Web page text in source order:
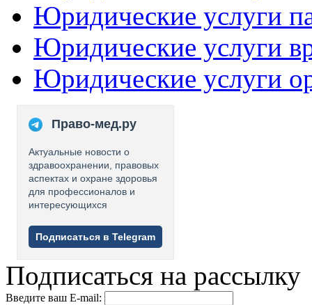
Юридические услуги
Юридические услуги
Юридические услуги
Право-мед.ру
Актуальные новости о
здравоохранении, правовых
аспектах и охране здоровья
для профессионалов и
интересующихся
Подписаться в Telegram
Подписаться на рассылку
Введите ваш E-mail: